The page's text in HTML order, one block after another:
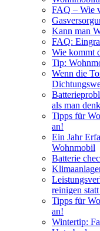
FAQ – Wie
Kann man
FAQ:
Wie kommt
Tip:
Wenn die
als man
Tipps für
an!
Ein Jahr
Wohnmobil
Batterie
reinigen statt
Tipps für
an!
Wintertip: